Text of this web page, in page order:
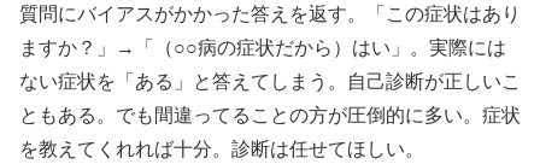
質問にバイアスがかかった答えを返す。「この症状はあり
ますか？」→「（○○病の症状だから）はい」。実際には
ない症状を「ある」と答えてしまう。自己診断が正しいこ
ともある。でも間違ってることの方が圧倒的に多い。症状
を教えてくれれば十分。診断は任せてほしい。